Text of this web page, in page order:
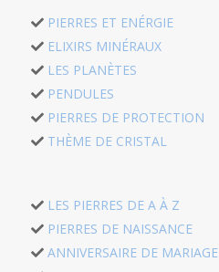
PIERRES ET ENÉRGIE
ELIXIRS MINÉRAUX
LES PLANÈTES
PENDULES
PIERRES DE PROTECTION
THÈME DE CRISTAL
LES PIERRES DE A À Z
PIERRES DE NAISSANCE
ANNIVERSAIRE DE MARIAGE